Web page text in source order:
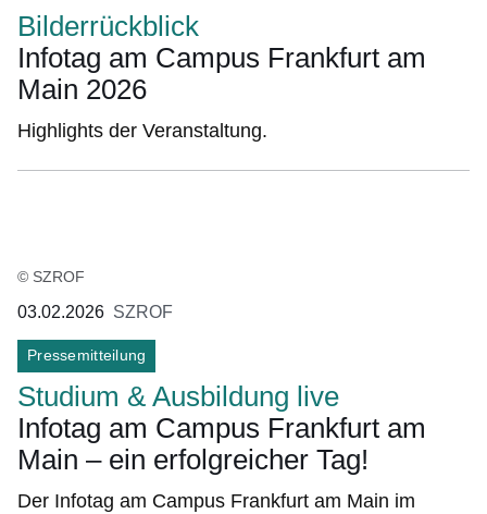
auf
Seite
1
Bilderrückblick
Infotag am Campus Frankfurt am
Main 2026
Highlights der Veranstaltung.
© SZROF
03.02.2026 SZROF
Pressemitteilung
Studium & Ausbildung live
Infotag am Campus Frankfurt am
Main – ein erfolgreicher Tag!
Der Infotag am Campus Frankfurt am Main im